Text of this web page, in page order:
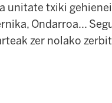
unitate txiki
Ondarroa...
zer nolako